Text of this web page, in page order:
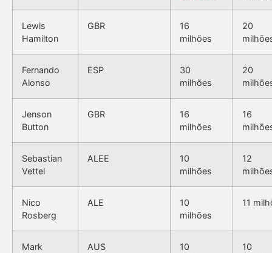
Lewis
Hamilton
GBR
16
milhões
20
Fernando
Alonso
ESP
30
milhões
20
Jenson
Button
GBR
16
milhões
16
Sebastian
Vettel
ALEE
10
milhões
12
Nico
Rosberg
ALE
10
milhões
11
Mark
AUS
10
10